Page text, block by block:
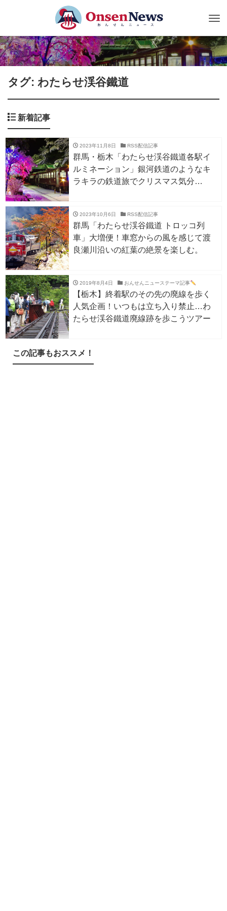
タグ: わたらせ渓谷鐵道
新着記事
2023年11月8日 RSS配信記事
群馬・栃木「わたらせ渓谷鐵道各駅イ
ルミネーション」銀河鉄道のようなキ
ラキラの鉄道旅でクリスマス気分
2023年10月6日 RSS配信記事
群馬「わたらせ渓谷鐵道 トロッコ列
車」大増便！車窓からの風を感じて渡
良瀬川沿いの紅葉の絶景を楽しむ。
2019年8月4日 おんせんニューステーマ記事
【栃木】終着駅のその先の廃線を歩く
人気企画！いつもは立ち入り禁止…わ
たらせ渓谷鐵道廃線跡を歩こうツアー
この記事もおススメ！